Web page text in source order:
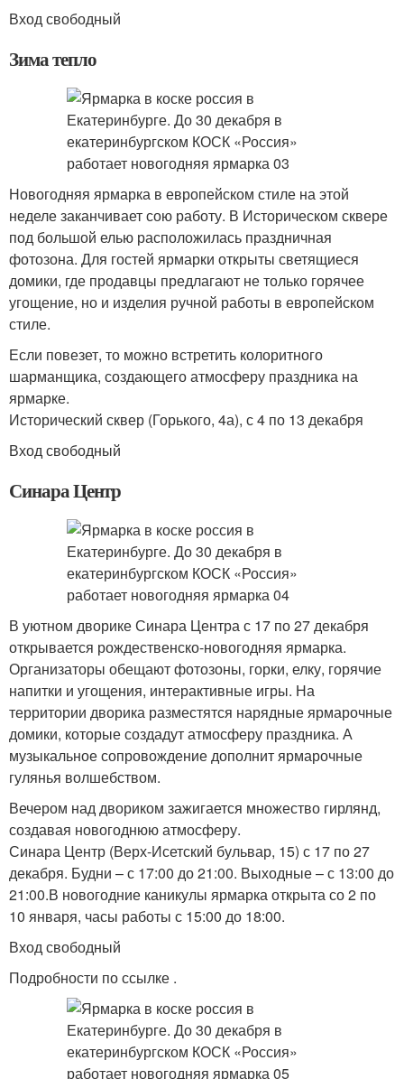
Вход свободный
Зима тепло
Новогодняя ярмарка в европейском стиле на этой
неделе заканчивает сою работу. В Историческом сквере
под большой елью расположилась праздничная
фотозона. Для гостей ярмарки открыты светящиеся
домики, где продавцы предлагают не только горячее
угощение, но и изделия ручной работы в европейском
стиле.
Если повезет, то можно встретить колоритного
шарманщика, создающего атмосферу праздника на
ярмарке.
Исторический сквер (Горького, 4а), с 4 по 13 декабря
Вход свободный
Синара Центр
В уютном дворике Синара Центра с 17 по 27 декабря
открывается рождественско-новогодняя ярмарка.
Организаторы обещают фотозоны, горки, елку, горячие
напитки и угощения, интерактивные игры. На
территории дворика разместятся нарядные ярмарочные
домики, которые создадут атмосферу праздника. А
музыкальное сопровождение дополнит ярмарочные
гулянья волшебством.
Вечером над двориком зажигается множество гирлянд,
создавая новогоднюю атмосферу.
Синара Центр (Верх-Исетский бульвар, 15) с 17 по 27
декабря. Будни – с 17:00 до 21:00. Выходные – с 13:00 до
21:00.В новогодние каникулы ярмарка открыта со 2 по
10 января, часы работы с 15:00 до 18:00.
Вход свободный
Подробности по ссылке .